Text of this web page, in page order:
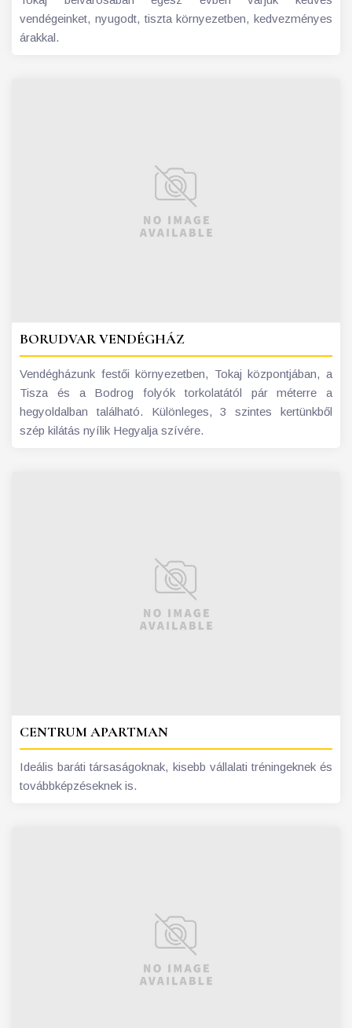
vendégeinket, nyugodt, tiszta környezetben, kedvezményes
árakkal.
BORUDVAR VENDÉGHÁZ
Vendégházunk festői környezetben, Tokaj központjában, a
Tisza és a Bodrog folyók torkolatától pár méterre a
hegyoldalban található. Különleges, 3 szintes kertünkből
szép kilátás nyílik Hegyalja szívére.
CENTRUM APARTMAN
Ideális baráti társaságoknak, kisebb vállalati tréningeknek és
továbbképzéseknek is.